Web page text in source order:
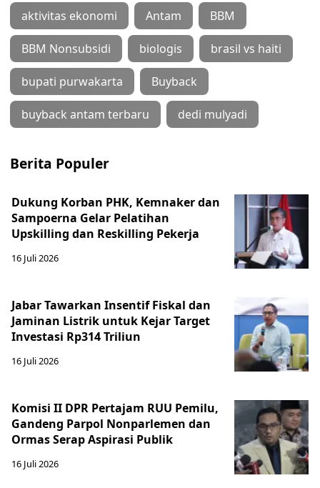
aktivitas ekonomi Antam BBM
BBM Nonsubsidi biologis brasil vs haiti
bupati purwakarta Buyback
buyback antam terbaru dedi mulyadi
Berita Populer
Dukung Korban PHK, Kemnaker dan
Sampoerna Gelar Pelatihan
Upskilling dan Reskilling Pekerja
16 Juli 2026
Jabar Tawarkan Insentif Fiskal dan
Jaminan Listrik untuk Kejar Target
Investasi Rp314 Triliun
16 Juli 2026
Komisi II DPR Pertajam RUU Pemilu,
Gandeng Parpol Nonparlemen dan
Ormas Serap Aspirasi Publik
16 Juli 2026